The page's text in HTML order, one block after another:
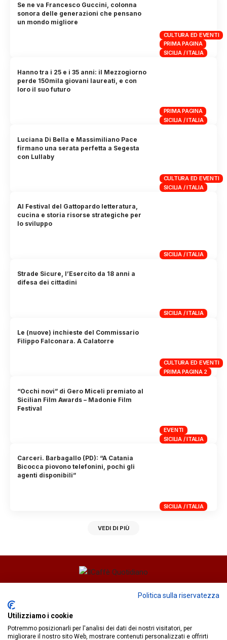
CULTURA ED EVENTI
PRIMA PAGINA
SICILIA / ITALIA
Se ne va Francesco Guccini, colonna
sonora delle generazioni che pensano
un mondo migliore
PRIMA PAGINA
SICILIA / ITALIA
Hanno tra i 25 e i 35 anni: il Mezzogiorno
perde 150mila giovani laureati, e con
loro il suo futuro
CULTURA ED EVENTI
SICILIA / ITALIA
Luciana Di Bella e Massimiliano Pace
firmano una serata perfetta a Segesta
con Lullaby
SICILIA / ITALIA
Al Festival del Gattopardo letteratura,
cucina e storia risorse strategiche per
lo sviluppo
SICILIA / ITALIA
Strade Sicure, l’Esercito da 18 anni a
difesa dei cittadini
CULTURA ED EVENTI
PRIMA PAGINA 2
Le (nuove) inchieste del Commissario
Filippo Falconara. A Calatorre
EVENTI
SICILIA / ITALIA
“Occhi novi” di Gero Miceli premiato al
Sicilian Film Awards – Madonie Film
Festival
SICILIA / ITALIA
Carceri. Barbagallo (PD): “A Catania
Bicocca piovono telefonini, pochi gli
agenti disponibili”
VEDI DI PIÙ
Fiorella Falci
redazione@ilcaffequotidiano.online
C.F. 92076900858
Politica sulla riservatezza
Utilizziamo i cookie
Potremmo posizionarli per l'analisi dei dati dei nostri visitatori, per
migliorare il nostro sito Web, mostrare contenuti personalizzati e offrirti